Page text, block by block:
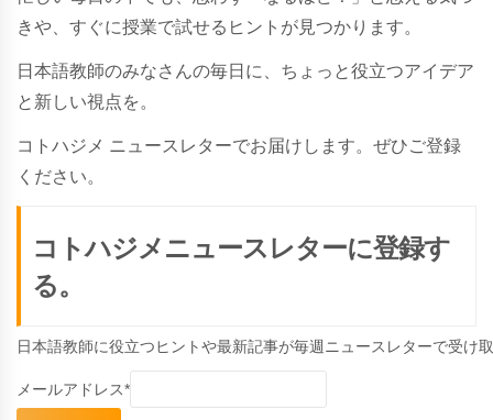
きや、すぐに授業で試せるヒントが見つかります。
日本語教師のみなさんの毎日に、ちょっと役立つアイデア
と新しい視点を。
コトハジメ ニュースレターでお届けします。ぜひご登録
ください。
コトハジメニュースレターに登録す
る。
日本語教師に役立つヒントや最新記事が毎週ニュースレターで受け
メールアドレス*